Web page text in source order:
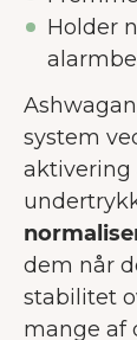
Holder
system
aktivering
dem når
stabilitet
mange af
Vi